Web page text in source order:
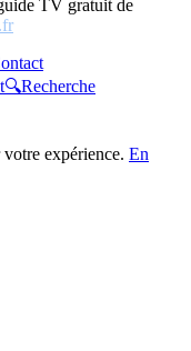
TV gratuit de
🔍Recherche
expérience. En